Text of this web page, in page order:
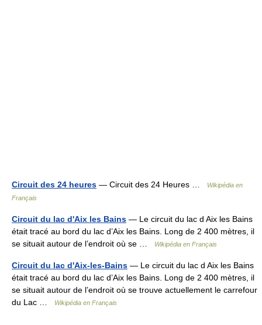
Circuit des 24 heures — Circuit des 24 Heures …
Wikipédia en
Français
Circuit du lac d'Aix les Bains — Le circuit du lac d Aix les Bains
était tracé au bord du lac d’Aix les Bains. Long de 2 400 mètres, il
se situait autour de l’endroit où se …
Wikipédia en Français
Circuit du lac d'Aix-les-Bains — Le circuit du lac d Aix les Bains
était tracé au bord du lac d’Aix les Bains. Long de 2 400 mètres, il
se situait autour de l’endroit où se trouve actuellement le carrefour
du Lac …
Wikipédia en Français